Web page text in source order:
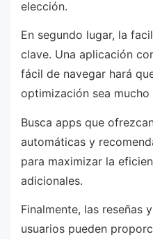
elección.
En segundo lugar, la
clave. Una aplicación
fácil de navegar hará
optimización sea mucho
Busca apps que
automáticas y
para maximizar la
adicionales.
Finalmente, las reseñas
usuarios pueden